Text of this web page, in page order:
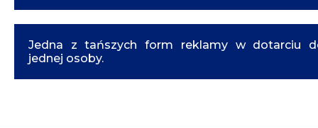
Jedna z tańszych form reklamy w dotarciu
jednej osoby.